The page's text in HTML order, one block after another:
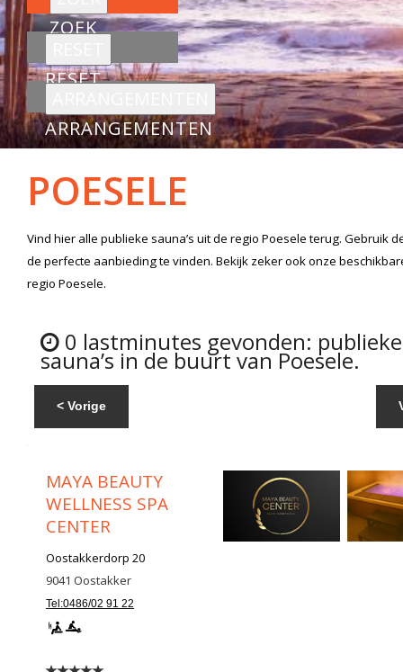
ZOEK
RESET
ARRANGEMENTEN
POESELE
Vind hier alle publieke sauna’s uit de regio Poeseleterug. Gebruik
de perfecte aanbieding te vinden. Bekijk zeker ook onze
regio Poesele.
0 lastminutes gevonden: publieke
sauna’s in de buurt van Poesele.
< Vorige
MAYA BEAUTY
WELLNESS SPA
CENTER
Oostakkerdorp 20
9041 Oostakker
Tel:0486/02 91 22